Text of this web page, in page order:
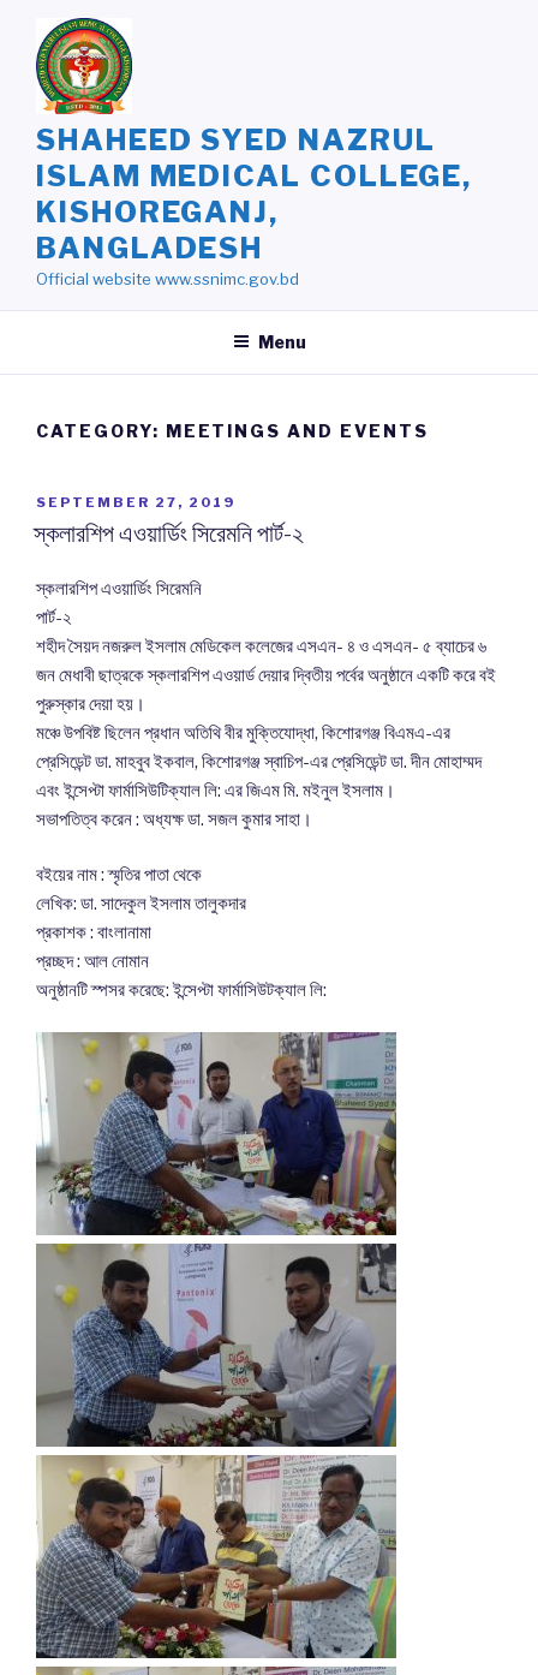
content
SHAHEED SYED NAZRUL
ISLAM MEDICAL COLLEGE,
KISHOREGANJ,
BANGLADESH
Official website www.ssnimc.gov.bd
Menu
CATEGORY: MEETINGS AND EVENTS
POSTED
ON
SEPTEMBER 27, 2019
স্কলারশিপ এওয়ার্ডিং সিরেমনি পার্ট-২
স্কলারশিপ এওয়ার্ডিং সিরেমনি
পার্ট-২
শহীদ সৈয়দ নজরুল ইসলাম মেডিকেল কলেজের এসএন- ৪ ও এসএন- ৫ ব্যাচের ৬
জন মেধাবী ছাত্রকে স্কলারশিপ এওয়ার্ড দেয়ার দ্বিতীয় পর্বের অনুষ্ঠানে একটি করে বই
পুরুস্কার দেয়া হয়।
মঞ্চে উপবিষ্ট ছিলেন প্রধান অতিথি বীর মুক্তিযোদ্ধা, কিশোরগঞ্জ বিএমএ-এর
প্রেসিডেন্ট ডা. মাহবুব ইকবাল, কিশোরগঞ্জ স্বাচিপ-এর প্রেসিডেন্ট ডা. দীন মোহাম্মদ
এবং ইন্সেপ্টা ফার্মাসিউটিক্যাল লি: এর জিএম মি. মইনুল ইসলাম।
সভাপতিত্ব করেন : অধ্যক্ষ ডা. সজল কুমার সাহা।
বইয়ের নাম : স্মৃতির পাতা থেকে
লেখিক: ডা. সাদেকুল ইসলাম তালুকদার
প্রকাশক : বাংলানামা
প্রচ্ছদ : আল নোমান
অনুষ্ঠানটি স্পসর করেছে: ইন্সেপ্টা ফার্মাসিউটক্যাল লি: